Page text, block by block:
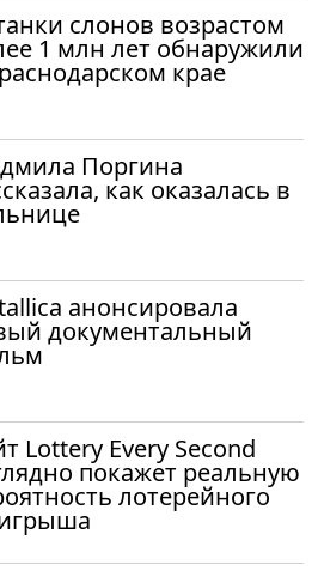
слонов возрастом
1 млн лет обнаружили
крае
Поргина
как оказалась в
анонсировала
документальный
Lottery Every Second
покажет реальную
лотерейного